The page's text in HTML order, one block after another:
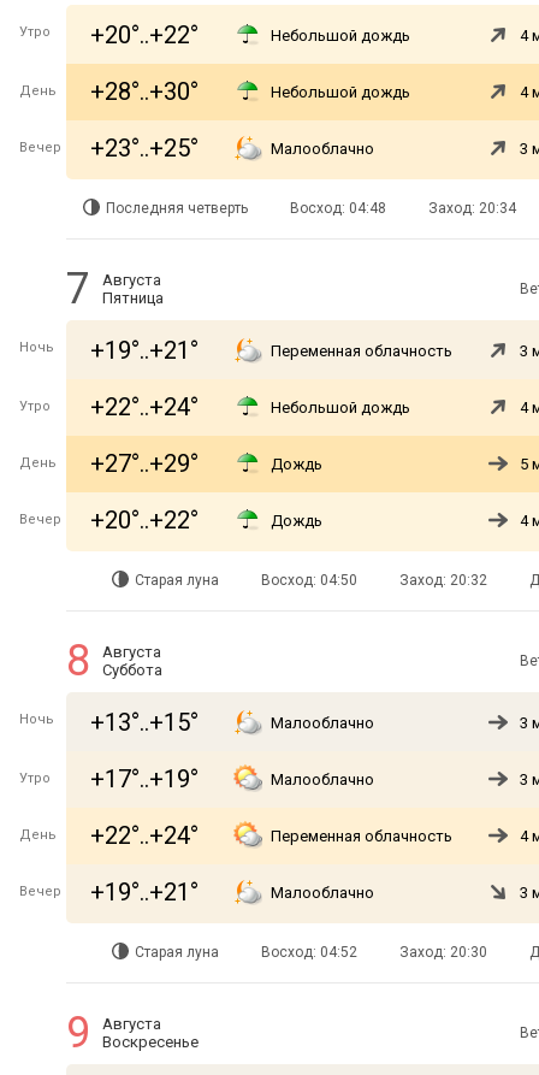
Утро +20°..+22° Небольшой дождь 4
День +28°..+30° Небольшой дождь 4
Вечер +23°..+25° Малооблачно 3
Последняя четверть Восход: 04:48 Заход: 20:34
7
Августа
Пятница
Ночь +19°..+21° Переменная облачность 3
Утро +22°..+24° Небольшой дождь 4
День +27°..+29° Дождь 5
Вечер +20°..+22° Дождь 4
Старая луна Восход: 04:50 Заход: 20:32
8
Августа
Суббота
Ночь +13°..+15° Малооблачно 3
Утро +17°..+19° Малооблачно 3
День +22°..+24° Переменная облачность 4
Вечер +19°..+21° Малооблачно 3
Старая луна Восход: 04:52 Заход: 20:30
9
Августа
Воскресенье